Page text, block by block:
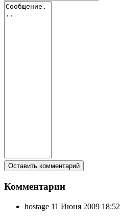
Комментарии
hostage 11 Июня 2009 18:52